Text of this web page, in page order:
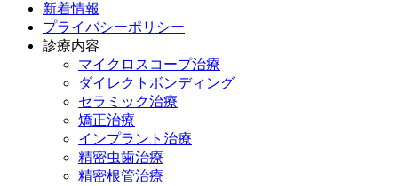
新着情報
プライバシーポリシー
診療内容
マイクロスコープ治療
ダイレクトボンディング
セラミック治療
矯正治療
インプラント治療
精密虫歯治療
精密根管治療